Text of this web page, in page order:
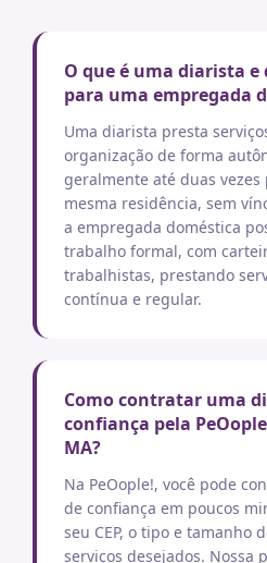
O que é uma diarista
para uma empregada
Uma diarista presta
organização de forma
geralmente até duas vezes
mesma residência, sem
a empregada doméstica
trabalho formal, com
trabalhistas, prestando
contínua e regular.
Como contratar uma
confiança pela
MA?
Na PeOople!, você pode
de confiança em poucos
seu CEP, o tipo e tamanho
serviços desejados. Nossa